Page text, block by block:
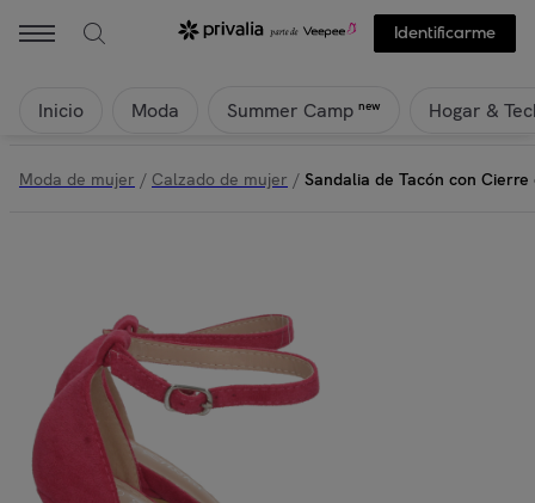
Identificarme
Inicio Moda Summer Camp new Hogar &
Moda de mujer / Calzado de mujer / Sandalia de Tacón con